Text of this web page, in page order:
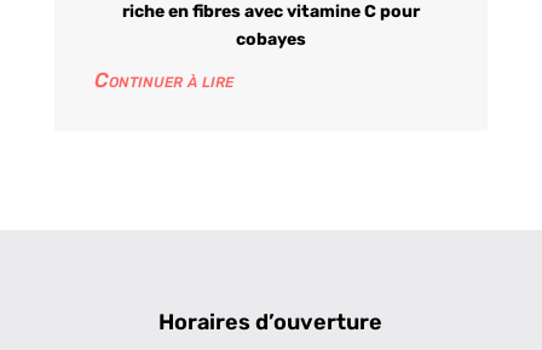
riche en fibres avec vitamine C pour
cobayes
Continuer à lire
Horaires d’ouverture